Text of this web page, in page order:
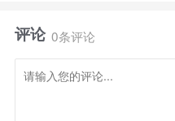
此时正是师父亡故，只
评论 0条评论